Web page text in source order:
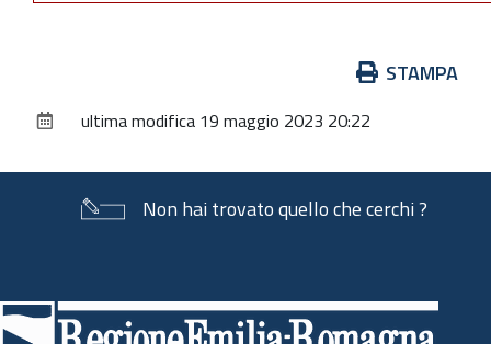
documento
STAMPA
ultima modifica 19 maggio 2023 20:22
Non hai trovato quello che cerchi ?
di